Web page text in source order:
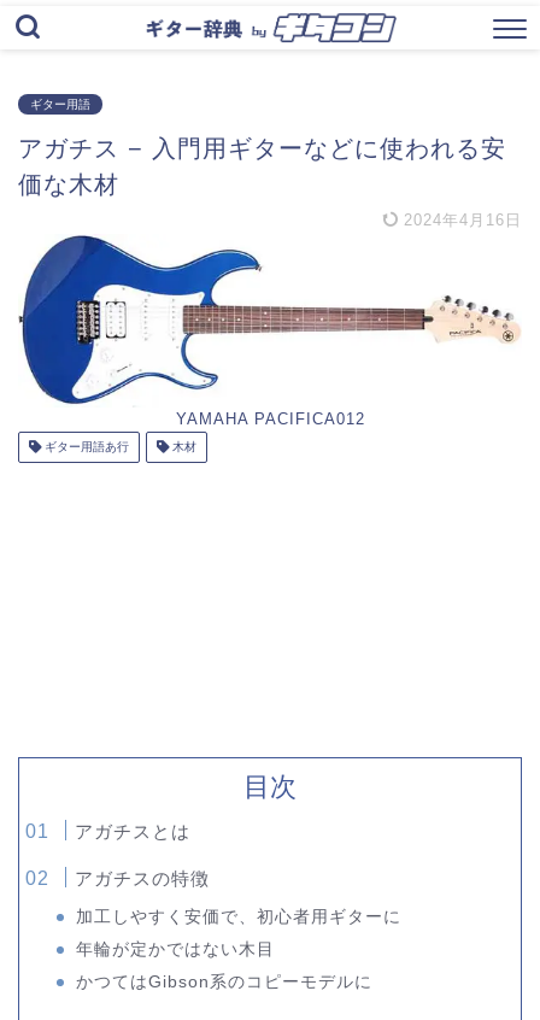
ギター用語
アガチス − 入門用ギターなどに使われる安
価な木材
2024年4月16日
YAMAHA PACIFICA012
ギター用語あ行 木材
目次
アガチスとは
アガチスの特徴
加工しやすく安価で、初心者用ギターに
年輪が定かではない木目
かつてはGibson系のコピーモデルに